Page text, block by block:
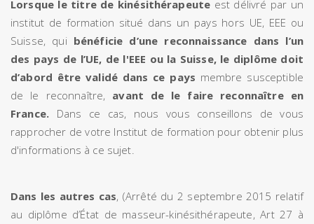
Lorsque le titre de kinésithérapeute est délivré par un
institut de formation situé dans un pays hors UE, EEE ou
Suisse, qui bénéficie d’une reconnaissance dans l’un
des pays de l’UE, de l'EEE ou la Suisse, le diplôme doit
d’abord être validé dans ce pays membre susceptible
de le reconnaître, avant de le faire reconnaître en
France.Dans ce cas, nous vous conseillons de vous
rapprocher de votre Institut de formation pour obtenir plus
d'informations à ce sujet.
Dans les autres cas, (Arrêté du 2 septembre 2015 relatif
au diplôme d’État de masseur-kinésithérapeute, Art 27 à